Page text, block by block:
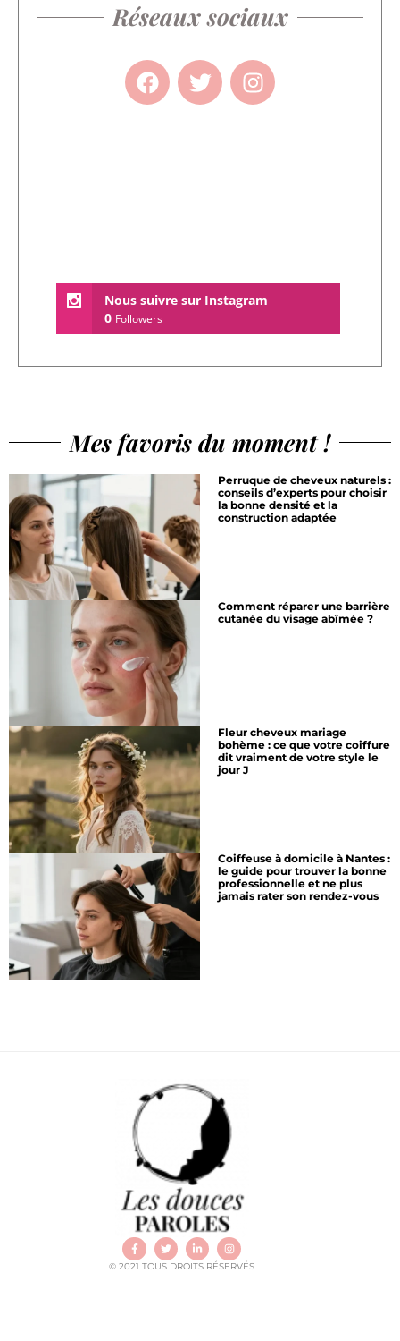
Réseaux sociaux
Nous suivre sur Instagram
0 Followers
Mes favoris du moment !
Perruque de cheveux naturels :
conseils d’experts pour choisir
la bonne densité et la
construction adaptée
Comment réparer une barrière
cutanée du visage abîmée ?
Fleur cheveux mariage
bohème : ce que votre coiffure
dit vraiment de votre style le
jour J
Coiffeuse à domicile à Nantes :
le guide pour trouver la bonne
professionnelle et ne plus
jamais rater son rendez-vous
© 2021 TOUS DROITS RÉSERVÉS